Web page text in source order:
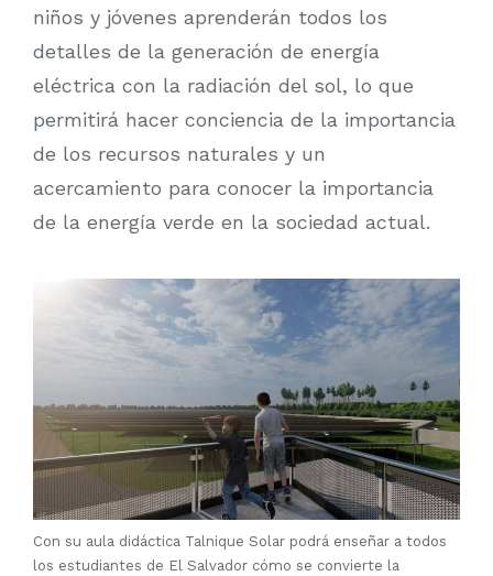
niños y jóvenes aprenderán todos los
detalles de la generación de energía
eléctrica con la radiación del sol, lo que
permitirá hacer conciencia de la importancia
de los recursos naturales y un
acercamiento para conocer la importancia
de la energía verde en la sociedad actual.
Con su aula didáctica Talnique Solar podrá enseñar a todos
los estudiantes de El Salvador cómo se convierte la